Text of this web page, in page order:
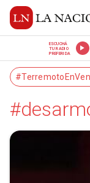
ESCUCHÁ
TU RADIO
PREFERIDA